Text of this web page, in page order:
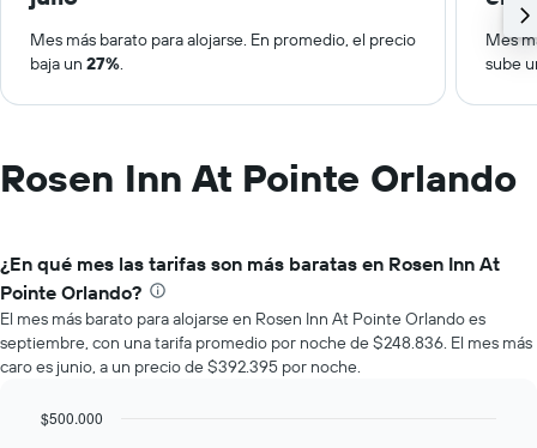
Mes más barato para alojarse. En promedio, el precio
baja un 27%.
Mes
sube
Rosen Inn At Pointe Orlando
¿En qué mes las tarifas son más baratas en Rosen Inn At
Pointe Orlando?
El mes más barato para alojarse en Rosen Inn At Pointe Orlando es
septiembre, con una tarifa promedio por noche de $248.836. El mes más
caro es junio, a un precio de $392.395 por noche.
$500.000